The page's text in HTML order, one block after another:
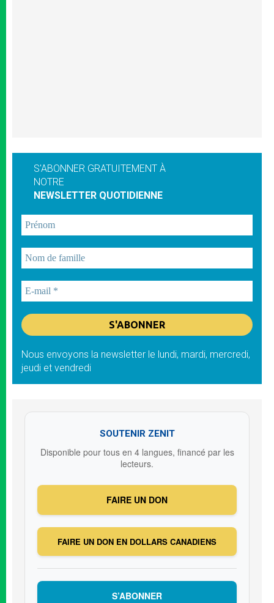
S'ABONNER GRATUITEMENT À
NOTRE
NEWSLETTER QUOTIDIENNE
Nous envoyons la newsletter le lundi, mardi, mercredi,
jeudi et vendredi
SOUTENIR ZENIT
Disponible pour tous en 4 langues, financé par les
lecteurs.
FAIRE UN DON
FAIRE UN DON EN DOLLARS CANADIENS
S’ABONNER